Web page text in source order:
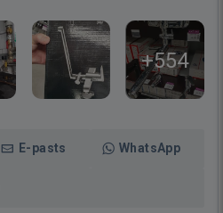
+554
E-pasts WhatsApp